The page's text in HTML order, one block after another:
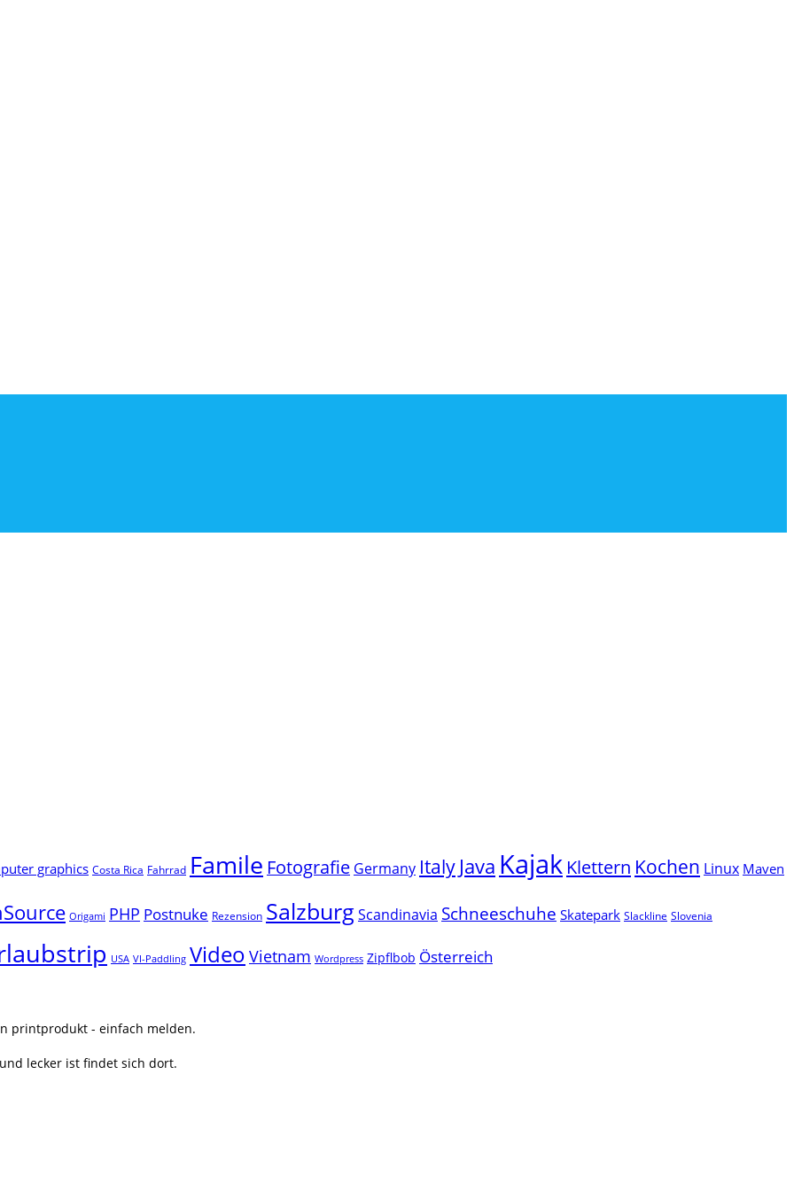
graphics Costa Rica Fahrrad Famile Fotografie Germany Italy Java Kajak Klettern Kochen Linux Maven
Origami PHP Postnuke Rezension SalzburgScandinavia Schneeschuhe Skatepark Slackline Slovenia
USA VI-Paddling Video Vietnam Wordpress Zipflbob Österreich
printprodukt - einfach melden.
lecker ist findet sich dort.